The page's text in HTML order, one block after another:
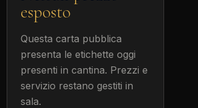
esposto
Questa carta pubblica
presenta le etichette oggi
presenti in cantina. Prezzi e
servizio restano gestiti in
sala.